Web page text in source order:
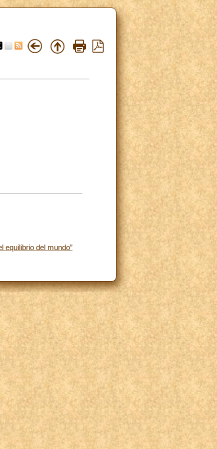
equilibrio del mundo”